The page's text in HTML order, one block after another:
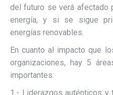
del futuro se verá afectado
energía, y si se sigue
energías renovables.
En cuanto al impacto que
organizaciones, hay 5
importantes:
1.- Liderazgos auténticos y